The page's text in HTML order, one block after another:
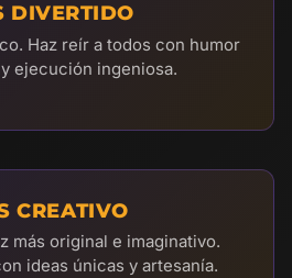
DIVERTIDO
Haz reír a todos con humor
ejecución ingeniosa.
CREATIVO
más original e imaginativo.
ideas únicas y artesanía.